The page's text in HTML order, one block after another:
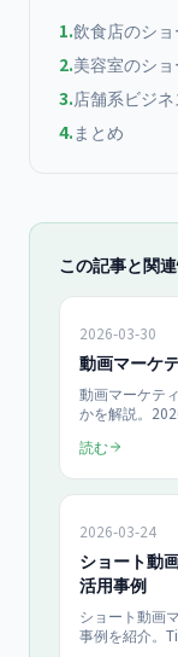
1.飲食店のシ
2.美容室のシ
3.店舗系ビジ
4.まとめ
この記事と関
2026-03-30
動画マーケ
動画マーケテ
かを解説。
ショート動画
読む
2026-03-24
ショート動
活用事例
ショート動画
事例を紹介。